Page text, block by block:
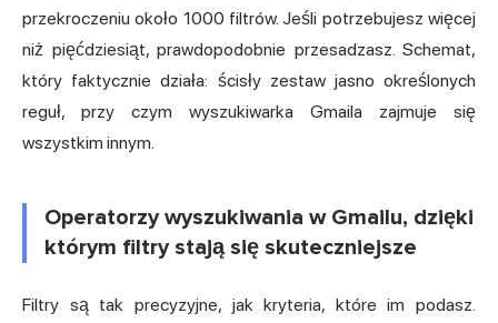
przekroczeniu około 1000 filtrów. Jeśli potrzebujesz więcej
niż pięćdziesiąt, prawdopodobnie przesadzasz. Schemat,
który faktycznie działa: ścisły zestaw jasno określonych
reguł, przy czym wyszukiwarka Gmaila zajmuje się
wszystkim innym.
Operatorzy wyszukiwania w Gmailu, dzięki
którym filtry stają się skuteczniejsze
Filtry są tak precyzyjne, jak kryteria, które im podasz.